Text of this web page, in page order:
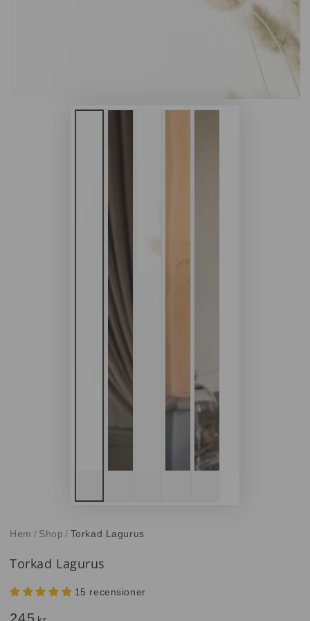
Hem / Shop / Torkad Lagurus
Torkad Lagurus
15 recensioner
Ordinarie